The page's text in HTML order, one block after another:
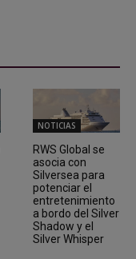
NOTICIAS
RWS Global se
asocia con
Silversea para
potenciar el
entretenimiento
a bordo del Silver
Shadow y el
Silver Whisper